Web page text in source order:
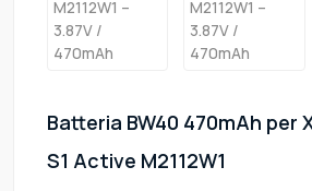
Batteria BW40 470mAh per
S1 Active M2112W1